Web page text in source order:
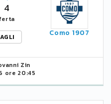
4
Como 1907
Zin
ore 20:45